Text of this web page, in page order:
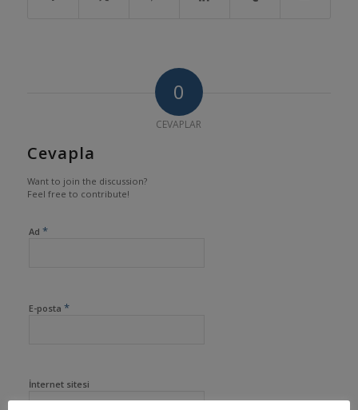
0
CEVAPLAR
Cevapla
Want to join the discussion?
Feel free to contribute!
Ad *
E-posta *
İnternet sitesi